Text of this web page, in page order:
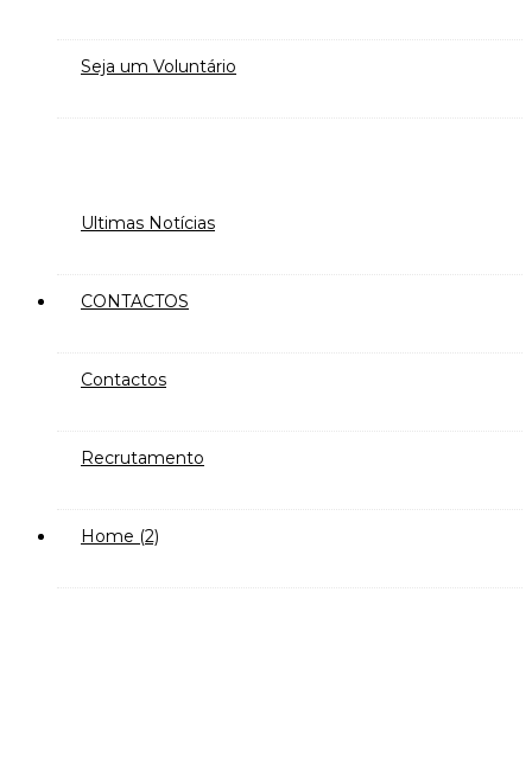
Seja um Voluntário
Ultimas Notícias
CONTACTOS
Contactos
Recrutamento
Home (2)